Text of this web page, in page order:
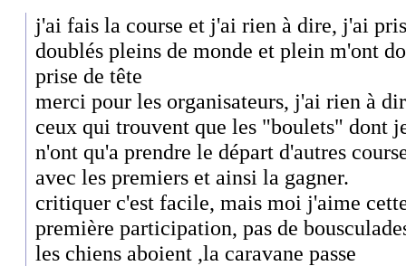
j'ai fais la course et j'ai rien à dire, j'ai
doublés pleins de monde et plein m'ont
prise de tête
merci pour les organisateurs, j'ai rien à
ceux qui trouvent que les "boulets" dont
n'ont qu'a prendre le départ d'autres
avec les premiers et ainsi la gagner.
critiquer c'est facile, mais moi j'aime
première participation, pas de
les chiens aboient ,la caravane passe